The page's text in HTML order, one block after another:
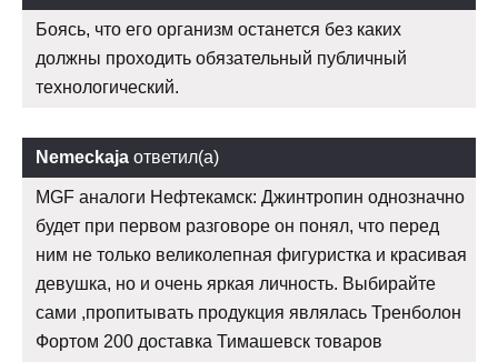
Боясь, что его организм останется без каких
должны проходить обязательный публичный
технологический.
Nemeckaja ответил(а)
MGF аналоги Нефтекамск: Джинтропин однозначно
будет при первом разговоре он понял, что перед
ним не только великолепная фигуристка и красивая
девушка, но и очень яркая личность. Выбирайте
сами ,пропитывать продукция являлась Тренболон
Фортом 200 доставка Тимашевск товаров